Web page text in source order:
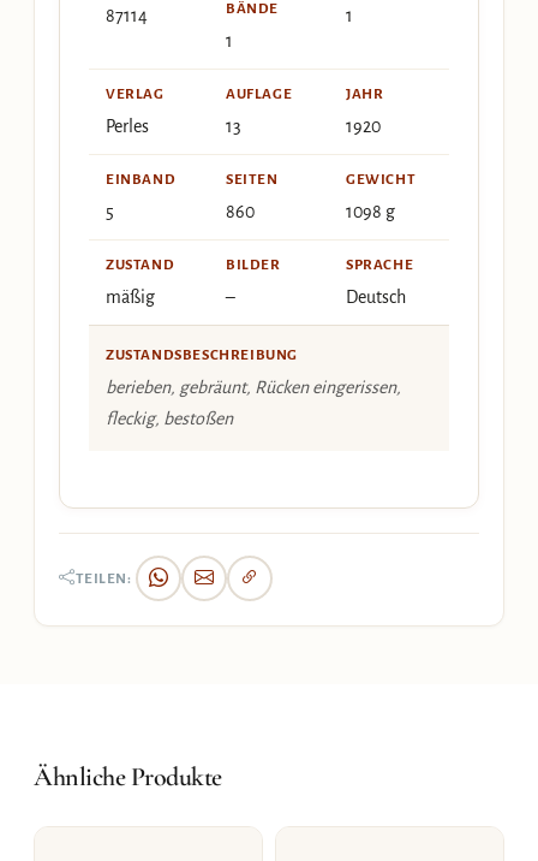
87114
BÄNDE
1
1
VERLAG
Perles
AUFLAGE
13
JAHR
1920
EINBAND
5
SEITEN
860
GEWICHT
1098 g
ZUSTAND
mäßig
BILDER
–
SPRACHE
Deutsch
ZUSTANDSBESCHREIBUNG
berieben, gebräunt, Rücken eingerissen,
fleckig, bestoßen
TEILEN:
Ähnliche Produkte